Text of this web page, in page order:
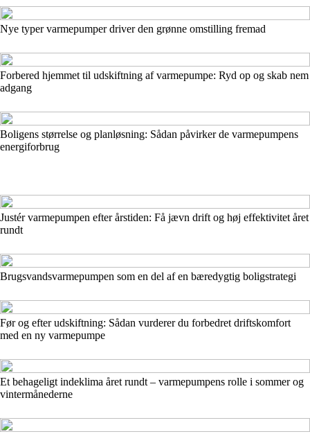
Nye typer varmepumper driver den grønne omstilling fremad
Forbered hjemmet til udskiftning af varmepumpe: Ryd op og skab nem
adgang
Boligens størrelse og planløsning: Sådan påvirker de varmepumpens
energiforbrug
Justér varmepumpen efter årstiden: Få jævn drift og høj effektivitet året
rundt
Brugsvandsvarmepumpen som en del af en bæredygtig boligstrategi
Før og efter udskiftning: Sådan vurderer du forbedret driftskomfort
med en ny varmepumpe
Et behageligt indeklima året rundt – varmepumpens rolle i sommer og
vintermånederne